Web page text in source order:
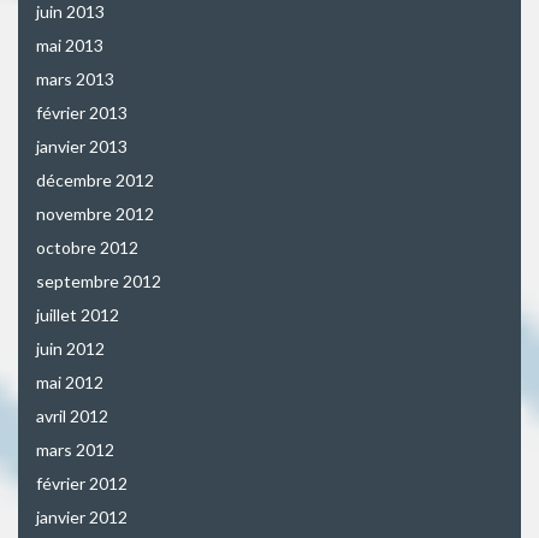
juin 2013
mai 2013
mars 2013
février 2013
janvier 2013
décembre 2012
novembre 2012
octobre 2012
septembre 2012
juillet 2012
juin 2012
mai 2012
avril 2012
mars 2012
février 2012
janvier 2012